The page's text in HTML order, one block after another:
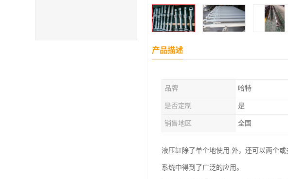
产品描述
品牌 哈特
是否定制 是
销售地区 全国
液压缸除了单个地使用 外，还可以两个
系统中得到了广泛的应用。